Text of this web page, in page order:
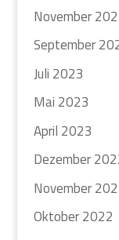
November
September
Juli 2023
Mai 2023
April 2023
Dezember
November
Oktober 2022